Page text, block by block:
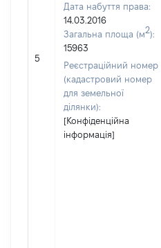
5
Дата набуття права:
14.03.2016
Загальна площа (м2):
15963
Реєстраційний номер
(кадастровий номер
для земельної
ділянки):
[Конфіденційна
інформація]